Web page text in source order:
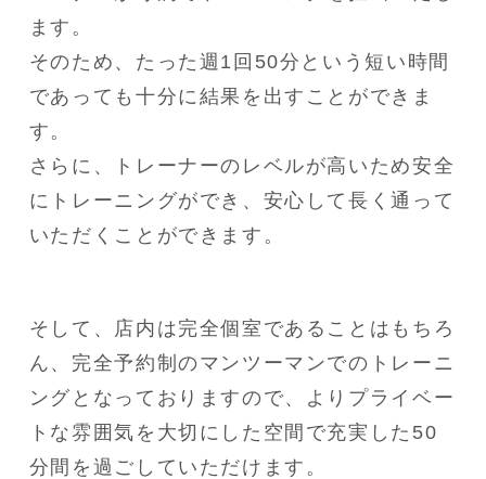
ます。
そのため、たった週1回50分という短い時間
であっても十分に結果を出すことができま
す。
さらに、トレーナーのレベルが高いため安全
にトレーニングができ、安心して長く通って
いただくことができます。
そして、店内は完全個室であることはもちろ
ん、完全予約制のマンツーマンでのトレーニ
ングとなっておりますので、よりプライベー
トな雰囲気を大切にした空間で充実した50
分間を過ごしていただけます。